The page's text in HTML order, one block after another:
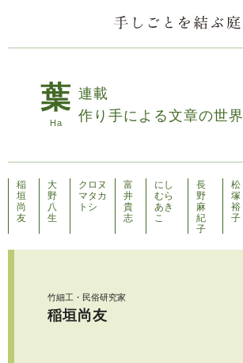
連載
作り手による文章の世界
稲
垣
尚
友
大
野
八
生
クロヌ
マタカ
トシ
富
井
貴
志
にし
むら
あき
こ
長
野
麻
紀
子
松
塚
裕
子
竹細工・民俗研究家
稲垣尚友